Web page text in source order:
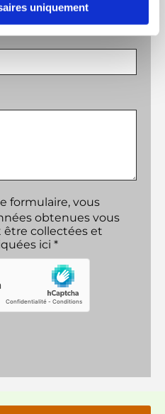
uniquement
formulaire, vous
obtenues vous
collectées et
ici *